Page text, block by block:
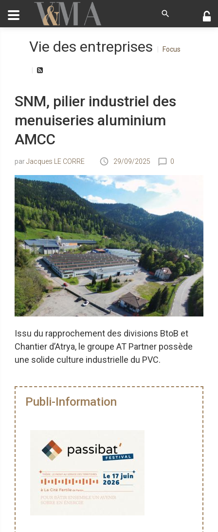
Vie des entreprises Focus
SNM, pilier industriel des
menuiseries aluminium
AMCC
Jacques LE CORRE 29/09/2025 0
Issu du rapprochement des divisions BtoB et
Chantier d’Atrya, le groupe AT Partner possède
une solide culture industrielle du PVC.
Publi-Information